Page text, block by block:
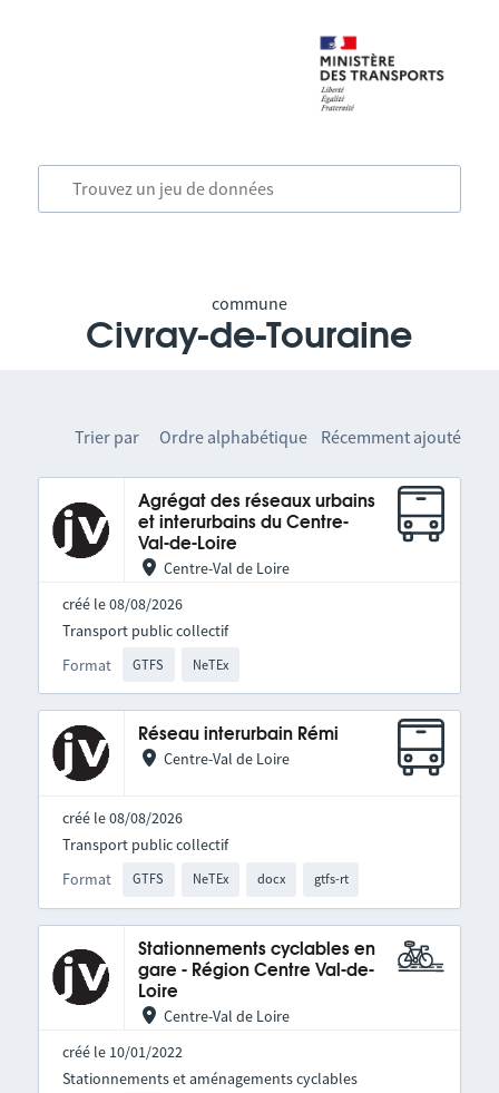
commune
Civray-de-Touraine
Trier par Ordre alphabétique Récemment ajouté
Agrégat des réseaux urbains
et interurbains du Centre-
Val-de-Loire
Centre-Val de Loire
créé le 08/08/2026
Format GTFS NeTEx
Transport public collectif
Réseau interurbain Rémi
Centre-Val de Loire
créé le 08/08/2026
Format GTFS NeTEx docx gtfs-rt
Transport public collectif
Stationnements cyclables en
gare - Région Centre Val-de-
Loire
Centre-Val de Loire
créé le 10/01/2022
Stationnements et aménagements cyclables